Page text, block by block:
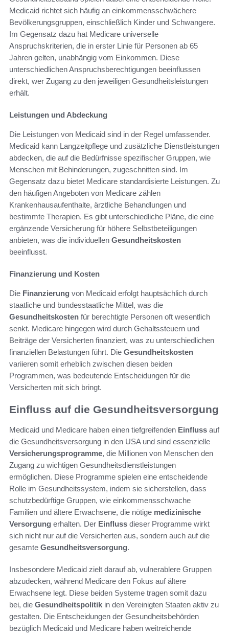
Medicaid richtet sich häufig an einkommensschwächere
Bevölkerungsgruppen, einschließlich Kinder und Schwangere.
Im Gegensatz dazu hat Medicare universelle
Anspruchskriterien, die in erster Linie für Personen ab 65
Jahren gelten, unabhängig vom Einkommen. Diese
unterschiedlichen Anspruchsberechtigungen beeinflussen
direkt, wer Zugang zu den jeweiligen Gesundheitsleistungen
erhält.
Leistungen und Abdeckung
Die Leistungen von Medicaid sind in der Regel umfassender.
Medicaid kann Langzeitpflege und zusätzliche Dienstleistungen
abdecken, die auf die Bedürfnisse spezifischer Gruppen, wie
Menschen mit Behinderungen, zugeschnitten sind. Im
Gegensatz dazu bietet Medicare standardisierte Leistungen. Zu
den häufigen Angeboten von Medicare zählen
Krankenhausaufenthalte, ärztliche Behandlungen und
bestimmte Therapien. Es gibt unterschiedliche Pläne, die eine
ergänzende Versicherung für höhere Selbstbeteiligungen
anbieten, was die individuellen Gesundheitskosten
beeinflusst.
Finanzierung und Kosten
Die Finanzierung von Medicaid erfolgt hauptsächlich durch
staatliche und bundesstaatliche Mittel, was die
Gesundheitskosten für berechtigte Personen oft wesentlich
senkt. Medicare hingegen wird durch Gehaltssteuern und
Beiträge der Versicherten finanziert, was zu unterschiedlichen
finanziellen Belastungen führt. Die Gesundheitskosten
variieren somit erheblich zwischen diesen beiden
Programmen, was bedeutende Entscheidungen für die
Versicherten mit sich bringt.
Einfluss auf die Gesundheitsversorgung
Medicaid und Medicare haben einen tiefgreifenden Einfluss auf
die Gesundheitsversorgung in den USA und sind essenzielle
Versicherungsprogramme, die Millionen von Menschen den
Zugang zu wichtigen Gesundheitsdienstleistungen
ermöglichen. Diese Programme spielen eine entscheidende
Rolle im Gesundheitssystem, indem sie sicherstellen, dass
schutzbedürftige Gruppen, wie einkommensschwache
Familien und ältere Erwachsene, die nötige medizinische
Versorgung erhalten. Der Einfluss dieser Programme wirkt
sich nicht nur auf die Versicherten aus, sondern auch auf die
gesamte Gesundheitsversorgung.
Insbesondere Medicaid zielt darauf ab, vulnerablere Gruppen
abzudecken, während Medicare den Fokus auf ältere
Erwachsene legt. Diese beiden Systeme tragen somit dazu
bei, die Gesundheitspolitik in den Vereinigten Staaten aktiv zu
gestalten. Die Entscheidungen der Gesundheitsbehörden
bezüglich Medicaid und Medicare haben weitreichende